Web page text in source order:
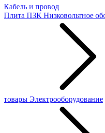
Кабель и провод
Плита ПЗК Низковольтное
товары Электрооборудование